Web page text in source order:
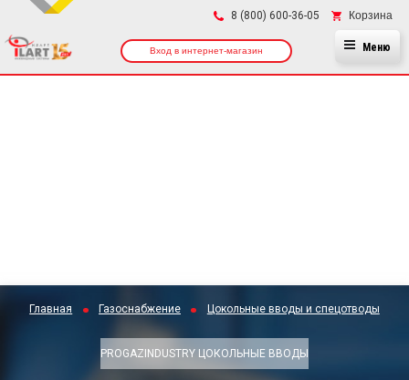
8 (800) 600-36-05 Корзина
Вход в интернет-магазин Меню
Главная Газоснабжение Цокольные вводы и спецотводы
PROGAZINDUSTRY ЦОКОЛЬНЫЕ ВВОДЫ
×